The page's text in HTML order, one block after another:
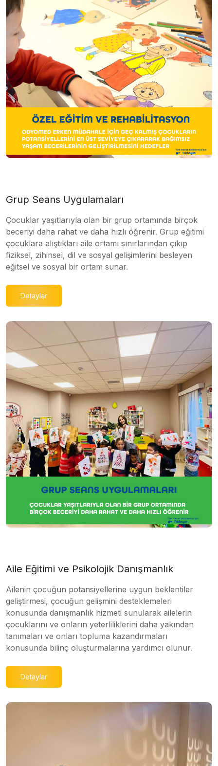
Grup Seans Uygulamaları
Çocuklar yaşıtlarıyla olan bir grup ortamında birçok
beceriyi daha rahat ve daha hızlı öğrenir. Grup eğitimi
çocuklara alıştıkları aile ortamı sınırlarından çıkıp
fiziksel, zihinsel, dil ve sosyal gelişimlerini besleyen
eğitsel ve sosyal bir ortam sunar.
Detaylar
Aile Eğitimi ve Psikolojik Danışmanlık
Ailenin çocuğun potansiyellerine uygun beklentiler
geliştirmesi, çocuğun gelişmini desteklemeleri
konusunda danışmanlık hizmeti sunularak ailelerin
çocuklarını ve onların yeterliliklerini daha yakından
tanımaları ve onları topluma kazandırmaları
konusunda bilinç oluşturmalarına yardımcı olunur.
Detaylar